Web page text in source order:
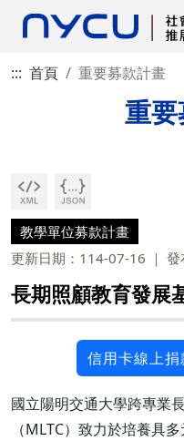
::: 首頁 重要募款計畫
重要
教學單位募款計畫
更新日期：114-07-16
發
長期照顧教育發展
信用卡線上捐
國立陽明交通大學跨專業
（MLTC）致力於培養具